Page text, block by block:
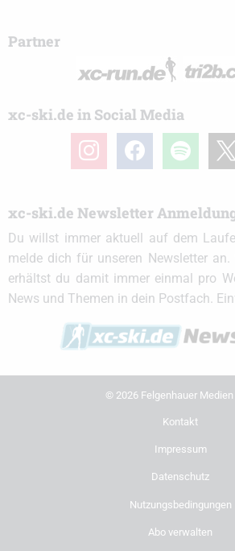
Partner
xc-ski.de in Social Media
instagramfacebook spotify
xc-ski.de Newsletter
Du willst immer aktuell auf dem
melde dich für unseren Newsletter an.
erhältst du damit immer einmal pro
News und Themen in dein Postfach.
© 2026 Felgenhauer Medien
Kontakt
Impressum
Datenschutz
Nutzungsbedingungen
Abo verwalten